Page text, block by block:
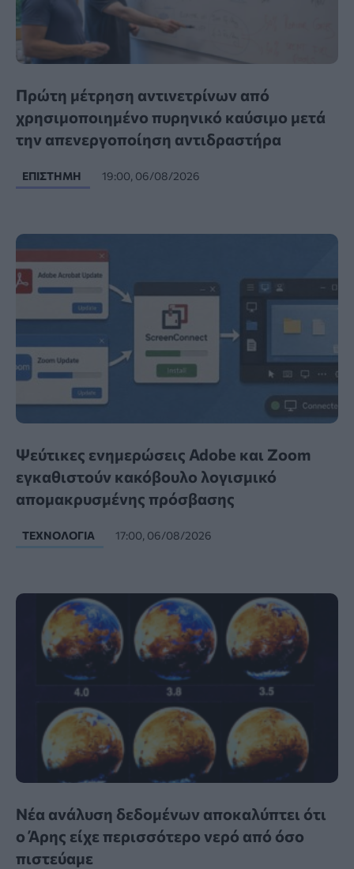
Πρώτη μέτρηση αντινετρίνων από
χρησιμοποιημένο πυρηνικό καύσιμο μετά
την απενεργοποίηση αντιδραστήρα
ΕΠΙΣΤΉΜΗ 19:00, 06/08/2026
Ψεύτικες ενημερώσεις Adobe και Zoom
εγκαθιστούν κακόβουλο λογισμικό
απομακρυσμένης πρόσβασης
ΤΕΧΝΟΛΟΓΊΑ 17:00, 06/08/2026
Νέα ανάλυση δεδομένων αποκαλύπτει ότι
ο Άρης είχε περισσότερο νερό από όσο
πιστεύαμε